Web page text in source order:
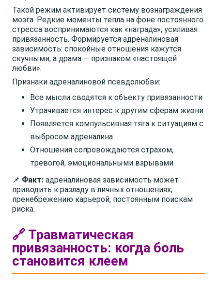
Такой режим активирует систему вознаграждения
мозга. Редкие моменты тепла на фоне постоянного
стресса воспринимаются как «награда», усиливая
привязанность. Формируется адреналиновая
зависимость: спокойные отношения кажутся
скучными, а драма — признаком «настоящей
любви».
Признаки адреналиновой псевдолюбви:
Все мысли сводятся к объекту привязанности
Утрачивается интерес к другим сферам жизни
Появляется компульсивная тяга к ситуациям с
выбросом адреналина
Отношения сопровождаются страхом,
тревогой, эмоциональными взрывами
📌 Факт: адреналиновая зависимость может
приводить к разладу в личных отношениях,
пренебрежению карьерой, постоянным поискам
риска.
🔗 Травматическая
привязанность: когда боль
становится клеем